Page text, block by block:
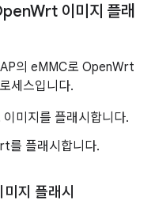
Wrt 이미지 플래
의 eMMC로 OpenWrt
세스입니다.
미지를 플래시합니다.
를 플래시합니다.
지 플래시